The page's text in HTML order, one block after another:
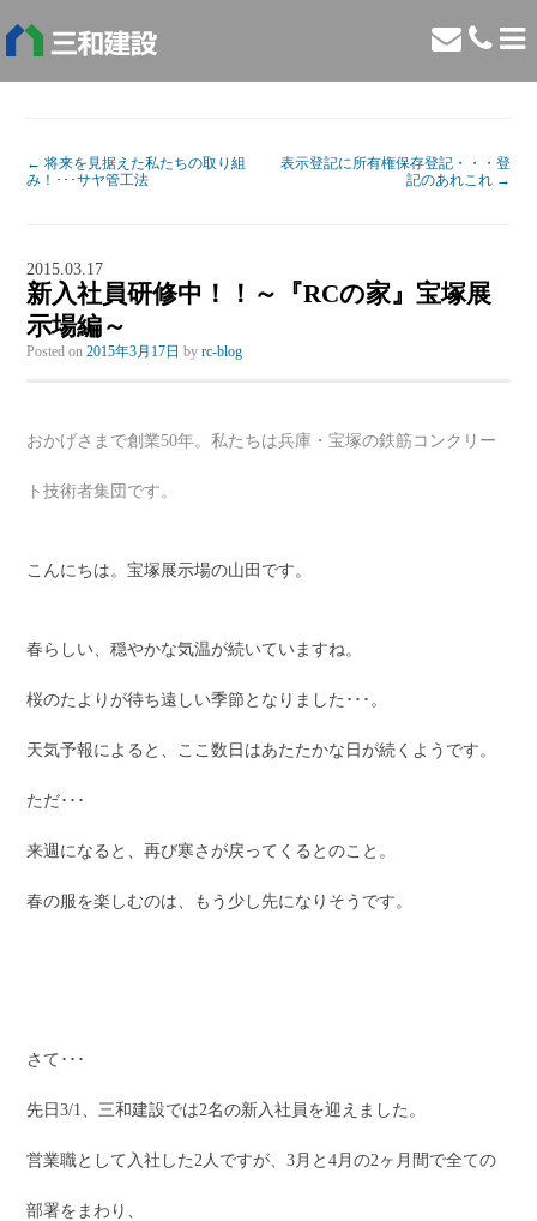
← 将来を見据えた私たちの取り組
み！･･･サヤ管工法
表示登記に所有権保存登記・・・登
記のあれこれ →
2015.03.17
新入社員研修中！！～『RCの家』宝塚展
示場編～
Posted on2015年3月17日 byrc-blog
おかげさまで創業50年。私たちは兵庫・宝塚の鉄筋コンクリー
ト技術者集団です。
こんにちは。宝塚展示場の山田です。
春らしい、穏やかな気温が続いていますね。
桜のたよりが待ち遠しい季節となりました･･･。
天気予報によると、ここ数日はあたたかな日が続くようです。
ただ･･･
来週になると、再び寒さが戻ってくるとのこと。
春の服を楽しむのは、もう少し先になりそうです。
さて･･･
先日3/1、三和建設では2名の新入社員を迎えました。
営業職として入社した2人ですが、3月と4月の2ヶ月間で全ての
部署をまわり、